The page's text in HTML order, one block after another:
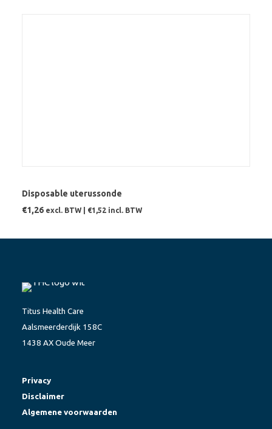
Disposable uterussonde
€1,26 excl. BTW | €1,52 incl. BTW
Titus Health Care
Aalsmeerderdijk 158C
1438 AX Oude Meer
Privacy
Disclaimer
Algemene voorwaarden